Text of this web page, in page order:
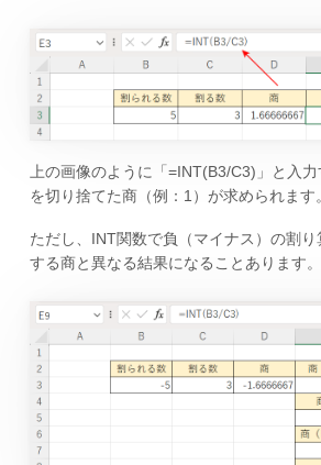
上の画像のように「=INT(B3/C3)」と入
を切り捨てた商（例：1）が求められます。
ただし、INT関数で負（マイナス）の割
する商と異なる結果になることあります。